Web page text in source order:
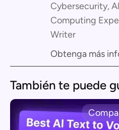
Cybersecurity,
Computing
Writer
Obtenga más
También te puede